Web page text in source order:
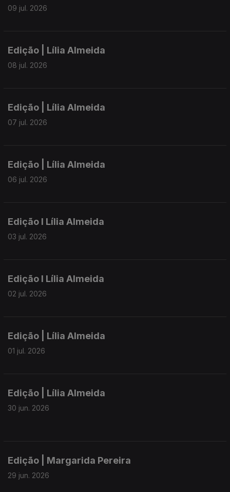
09 jul. 2026
Edição | Lília Almeida
08 jul. 2026
Edição | Lília Almeida
07 jul. 2026
Edição | Lília Almeida
06 jul. 2026
Edição I Lília Almeida
03 jul. 2026
Edição I Lília Almeida
02 jul. 2026
Edição | Lília Almeida
01 jul. 2026
Edição | Lília Almeida
30 jun. 2026
Edição | Margarida Pereira
29 jun. 2026